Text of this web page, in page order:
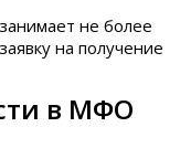
не более
на получение
в МФО